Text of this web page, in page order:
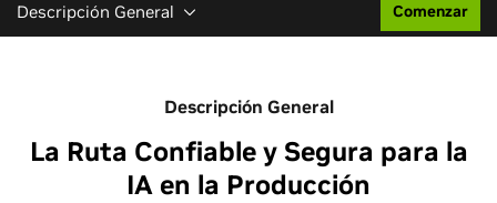
Descripción General Comenzar
Descripción General
La Ruta Confiable y Segura para la
IA en la Producción